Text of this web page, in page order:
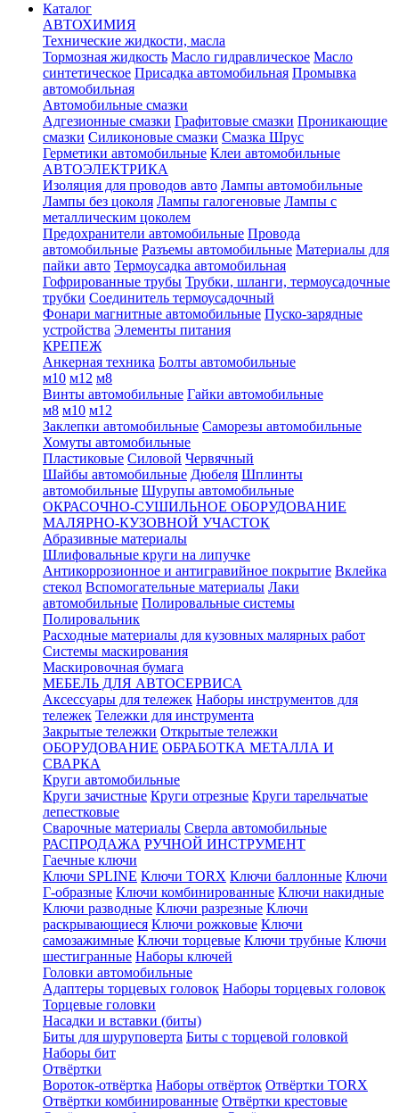
Каталог
АВТОХИМИЯ
Технические жидкости, масла
Тормозная жидкость Масло гидравлическое Масло
синтетическое Присадка автомобильная Промывка
автомобильная
Автомобильные смазки
Адгезионные смазки Графитовые смазки Проникающие
смазки Силиконовые смазки Смазка Шрус
Герметики автомобильные Клеи автомобильные
АВТОЭЛЕКТРИКА
Изоляция для проводов авто Лампы автомобильные
Лампы без цоколя Лампы галогеновые Лампы с
металлическим цоколем
Предохранители автомобильные Провода
автомобильные Разъемы автомобильные Материалы для
пайки авто Термоусадка автомобильная
Гофрированные трубы Трубки, шланги, термоусадочные
трубки Соединитель термоусадочный
Фонари магнитные автомобильные Пуско-зарядные
устройства Элементы питания
КРЕПЕЖ
Анкерная техника Болты автомобильные
м10 м12 м8
Винты автомобильные Гайки автомобильные
м8 м10 м12
Заклепки автомобильные Саморезы автомобильные
Хомуты автомобильные
Пластиковые Силовой Червячный
Шайбы автомобильные Дюбеля Шплинты
автомобильные Шурупы автомобильные
ОКРАСОЧНО-СУШИЛЬНОЕ ОБОРУДОВАНИЕ
МАЛЯРНО-КУЗОВНОЙ УЧАСТОК
Абразивные материалы
Шлифовальные круги на липучке
Антикоррозионное и антигравийное покрытие Вклейка
стекол Вспомогательные материалы Лаки
автомобильные Полировальные системы
Полировальник
Расходные материалы для кузовных малярных работ
Системы маскирования
Маскировочная бумага
МЕБЕЛЬ ДЛЯ АВТОСЕРВИСА
Аксессуары для тележек Наборы инструментов для
тележек Тележки для инструмента
Закрытые тележки Открытые тележки
ОБОРУДОВАНИЕ ОБРАБОТКА МЕТАЛЛА И
СВАРКА
Круги автомобильные
Круги зачистные Круги отрезные Круги тарельчатые
лепестковые
Сварочные материалы Сверла автомобильные
РАСПРОДАЖА РУЧНОЙ ИНСТРУМЕНТ
Гаечные ключи
Ключи SPLINE Ключи TORX Ключи баллонные Ключи
Г-образные Ключи комбинированные Ключи накидные
Ключи разводные Ключи разрезные Ключи
раскрывающиеся Ключи рожковые Ключи
самозажимные Ключи торцевые Ключи трубные Ключи
шестигранные Наборы ключей
Головки автомобильные
Адаптеры торцевых головок Наборы торцевых головок
Торцевые головки
Насадки и вставки (биты)
Биты для шуруповерта Биты с торцевой головкой
Наборы бит
Отвёртки
Вороток-отвёртка Наборы отвёрток Отвёртки TORX
Отвёртки комбинированные Отвёртки крестовые